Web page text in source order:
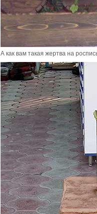
А как вам такая жертва на